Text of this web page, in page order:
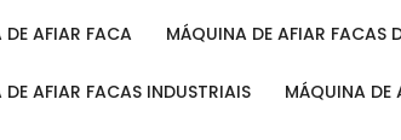
DE AFIAR FACA MÁQUINA DE AFIAR FACAS
DE AFIAR FACAS INDUSTRIAIS MÁQUINA